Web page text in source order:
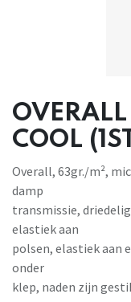
COOL
Overall, 63gr./m²,
damp
transmissie,
elastiek aan
polsen, elastiek aan
onder
klep, naden zijn